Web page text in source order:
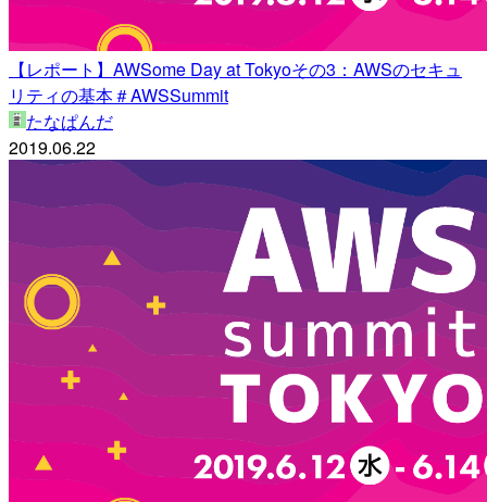
【レポート】AWSome Day at Tokyoその3：AWSのセキュ
リティの基本＃AWSSummit
たなぱんだ
2019.06.22